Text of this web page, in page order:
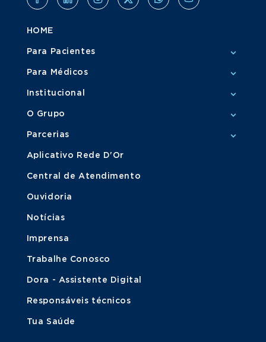
HOME
Para Pacientes
Para Médicos
Institucional
O Grupo
Parcerias
Aplicativo Rede D'Or
Central de Atendimento
Ouvidoria
Notícias
Imprensa
Trabalhe Conosco
Dora - Assistente Digital
Responsáveis técnicos
Tua Saúde